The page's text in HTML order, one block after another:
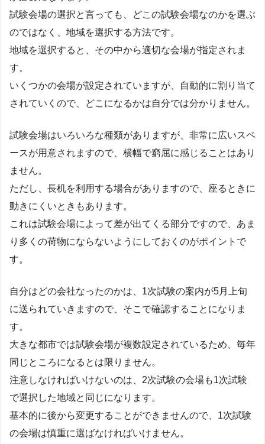
試験会場の選択と言っても、どこの試験会場なのかを選ぶ
のではなく、地域を選択する方法です。
地域を選択すると、その中から適切な会場が指定されま
す。
いくつかの会場が設定されていますが、自動的に割り当て
されていくので、どこになるかは自分では分かりません。
試験会場はいろいろな種類がありますが、非常に広いスペ
ースが用意されますので、横幅で窮屈に感じることはあり
ません。
ただし、長机を利用する場合がありますので、座るときに
動きにくいときもあります。
これは試験会場によって差が出てくる部分ですので、あま
り多くの荷物にならないようにしておくのがポイントで
す。
自分はどの会社なったのかは、1次試験の案内が5月上旬
に送られていきますので、そこで確認することになりま
す。
大きな都市では試験会場が複数設定されているため、毎年
同じところになるとは限りません。
注意しなければいけないのは、2次試験の会場も1次試験
で選択した地域と同じになります。
基本的に後から変更することができませんので、1次試験
の会場は慎重に選ばなければいけません。